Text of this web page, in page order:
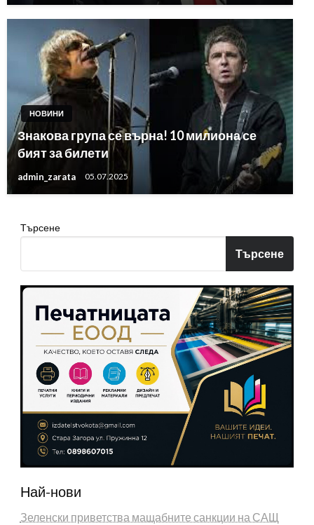
НОВИНИ
Знакова група се върна! 10 милиона се
бият за билети
admin_zarata 05.07.2025
Търсене
Търсене
Най-нови
Зеленски приветства мащабните санкции на САЩ